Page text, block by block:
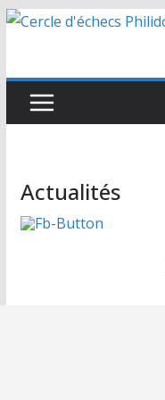
Passer
Actualités